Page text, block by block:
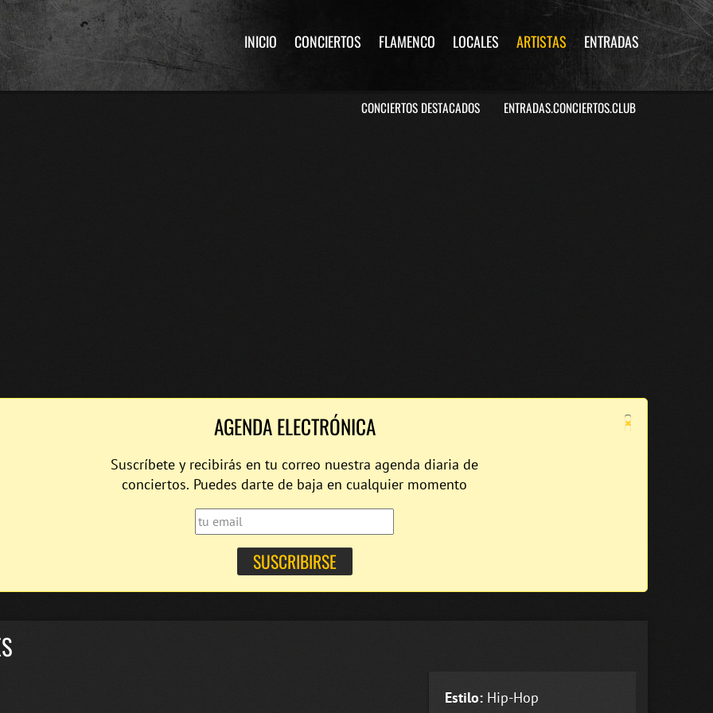
INICIO CONCIERTOS FLAMENCO LOCALES ARTISTAS ENTRADAS
CONCIERTOS DESTACADOS ENTRADAS.CONCIERTOS.CLUB
×
AGENDA ELECTRÓNICA
Suscríbete y recibirás en tu correo nuestra agenda diaria de
conciertos. Puedes darte de baja en cualquier momento
Estilo: Hip-Hop